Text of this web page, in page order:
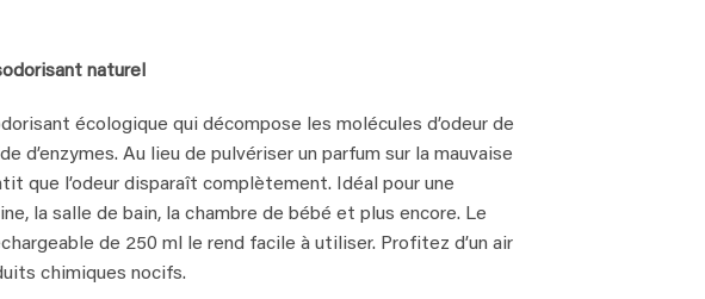
naturel
écologique qui décompose les molécules d’odeur de
d’enzymes. Au lieu de pulvériser un parfum sur la mauvaise
que l’odeur disparaît complètement. Idéal pour une
la salle de bain, la chambre de bébé et plus encore. Le
de 250 ml le rend facile à utiliser. Profitez d’un air
chimiques nocifs.